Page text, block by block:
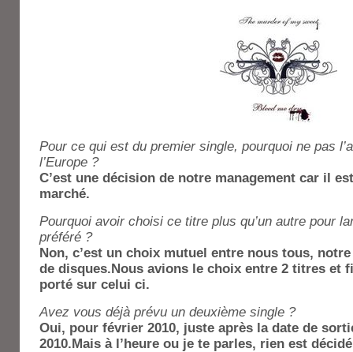
Pour ce qui est du premier single, pourquoi ne pas
l’Europe ?
C’est une décision de notre management car il
marché.
Pourquoi avoir choisi ce titre plus qu’un autre pour
préféré ?
Non, c’est un choix mutuel entre nous tous,
de disques.Nous avions le choix entre 2 titres et
porté sur celui ci.
Avez vous déjà prévu un deuxième single ?
Oui, pour février 2010, juste après la date de
2010.Mais à l’heure ou je te parles, rien est